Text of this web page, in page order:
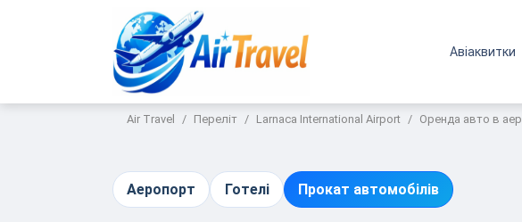
Авіаквитки
Air Travel Переліт Larnaca International Airport Оренда авто в
Аеропорт Готелі Прокат автомобілів